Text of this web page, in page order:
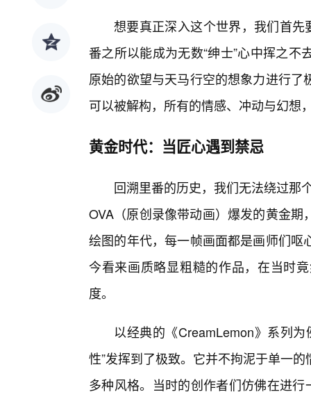
想要真正深入这个世界，我们首先
番之所以能成为无数“绅士”心中挥之
原始的欲望与天马行空的想象力进行
可以被解构，所有的情感、冲动与幻想
黄金时代：当匠心遇到禁忌
回溯里番的历史，我们无法绕过那
OVA（原创录像带动画）爆发的黄金
绘图的年代，每一帧画面都是画师们
今看来画质略显粗糙的作品，在当时
度。
以经典的《CreamLemon》系列
性”发挥到了极致。它并不拘泥于单一
多种风格。当时的创作者们仿佛在进